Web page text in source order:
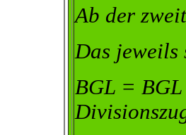
Ab der
Das jeweils
BGL =